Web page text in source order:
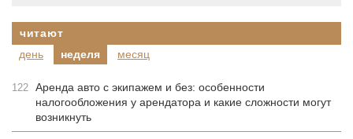
читают
день
неделя месяц
122 Аренда авто с экипажем и без: особенности
налогообложения у арендатора и какие сложности могут
возникнуть